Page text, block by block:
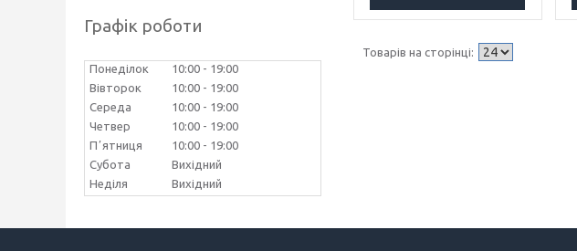
Графік роботи
Понеділок 10:00
19:00
Вівторок
10:00
19:00
Середа
10:00
19:00
Четвер
10:00
19:00
Пʼятниця
10:00
19:00
Субота
Вихідний
Неділя
Вихідний